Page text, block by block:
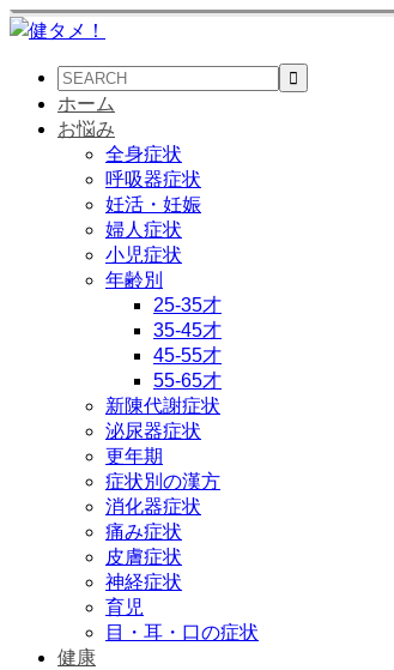
ホーム
お悩み
全身症状
呼吸器症状
妊活・妊娠
婦人症状
小児症状
年齢別
25-35才
35-45才
45-55才
55-65才
新陳代謝症状
泌尿器症状
更年期
症状別の漢方
消化器症状
痛み症状
皮膚症状
神経症状
育児
目・耳・口の症状
健康